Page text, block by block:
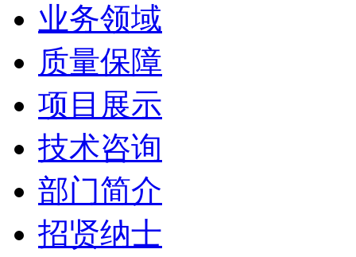
业务领域
质量保障
项目展示
技术咨询
部门简介
招贤纳士